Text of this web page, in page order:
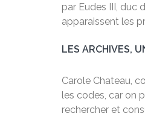
par Eudes III, duc
apparaissent les
LES ARCHIVES,
Carole Chateau,
les codes, car on
rechercher et